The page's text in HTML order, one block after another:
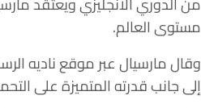
مستوى العالم.
وقال مارسيال عبر موقع ناديه
إلى جانب قدرته المتميزة على